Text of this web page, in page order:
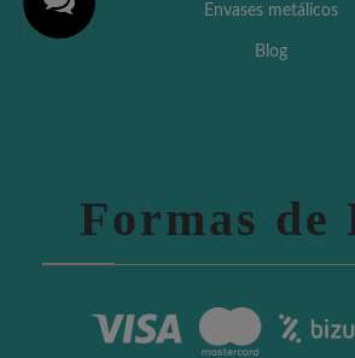
Envases metálicos
Blog
Formas de